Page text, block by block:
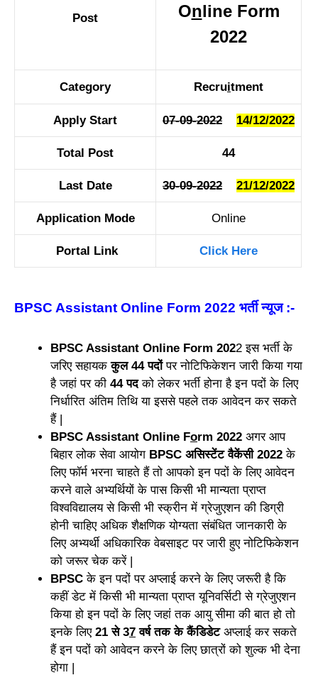
Post
Online Form
2022
Category Recruitment
Apply Start 07-09-2022 14/12/2022
Total Post 44
Last Date 30-09-2022 21/12/2022
Application Mode Online
Portal Link Click Here
BPSC Assistant Online Form 2022 भर्ती न्यूज:-
BPSC Assistant Online Form 2022 इस भर्ती के
जरिए सहायक कुल 44 पदोंपर नोटिफिकेशन जारी किया गया
है जहां पर की 44 पदको लेकर भर्ती होना है इन पदों के लिए
निर्धारित अंतिम तिथि या इससे पहले तक आवेदन कर सकते
हैं |
BPSC Assistant Online Form 2022 अगर आप
बिहार लोक सेवा आयोग BPSC असिस्टेंट वैकेंसी 2022 के
लिए फॉर्म भरना चाहते हैं तो आपको इन पदों के लिए आवेदन
करने वाले अभ्यर्थियों के पास किसी भी मान्यता प्राप्त
विश्वविद्यालय से किसी भी स्क्रीन में ग्रेजुएशन की डिग्री
होनी चाहिए अधिक शैक्षणिक योग्यता संबंधित जानकारी के
लिए अभ्यर्थी अधिकारिक वेबसाइट पर जारी हुए नोटिफिकेशन
को जरूर चेक करें |
BPSC के इन पदों पर अप्लाई करने के लिए जरूरी है कि
कहीं डेट में किसी भी मान्यता प्राप्त यूनिवर्सिटी से ग्रेजुएशन
किया हो इन पदों के लिए जहां तक आयु सीमा की बात हो तो
इनके लिए21 से 37 वर्ष तक के कैंडिडेटअप्लाई कर सकते
हैं इन पदों को आवेदन करने के लिए छात्रों को शुल्क भी देना
होगा |